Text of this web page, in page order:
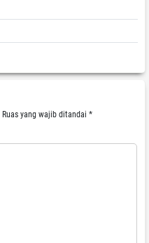
Ruas yang wajib ditandai *